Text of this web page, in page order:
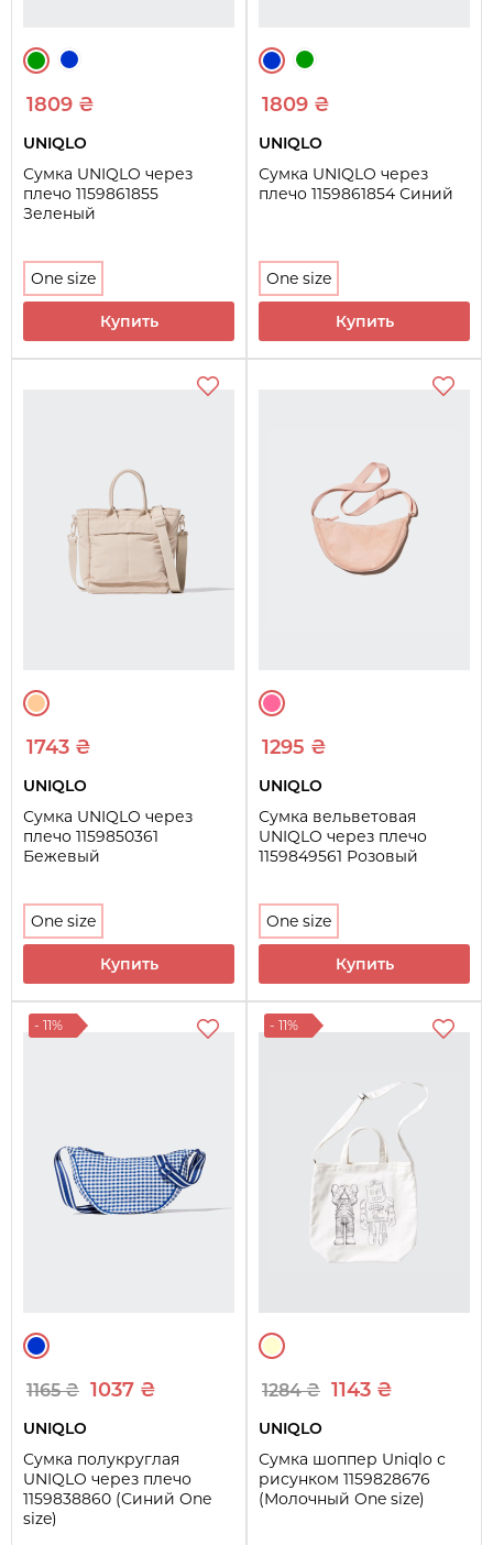
1809 ₴
UNIQLO
Сумка UNIQLO через
плечо 1159861855
Зеленый
One size
Купить
1809 ₴
UNIQLO
Сумка UNIQLO через
плечо 1159861854 Синий
One size
Купить
1743 ₴
UNIQLO
Сумка UNIQLO через
плечо 1159850361
Бежевый
One size
Купить
1295 ₴
UNIQLO
Сумка вельветовая
UNIQLO через плечо
1159849561 Розовый
One size
Купить
- 11%
1165 ₴ 1037 ₴
UNIQLO
Сумка полукруглая
UNIQLO через плечо
1159838860 (Синий One
size)
- 11%
1284 ₴ 1143 ₴
UNIQLO
Сумка шоппер Uniqlo с
рисунком 1159828676
(Молочный One size)